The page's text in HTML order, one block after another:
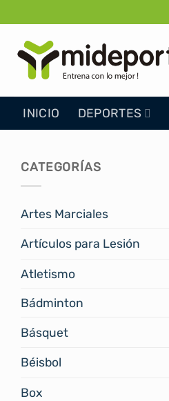
al
contenido
INICIO DEPORTES
CATEGORÍAS
Artes Marciales
Artículos para Lesión
Atletismo
Bádminton
Básquet
Béisbol
Box